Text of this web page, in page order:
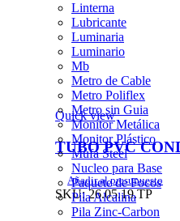
Quick view
TUBO PVC
Añadir al presupuesto
SKU:26.05.19.TP
Linterna
Lubricante
Luminaria
Luminario
Mb
Metro de Cable
Metro Poliflex
Metro sin Guia
Monitor Metálica
Monitor Plástico
Mufa Steel
Nucleo para Base
Paquete de Focos
Pila Alcalina
Pila Zinc-Carbon